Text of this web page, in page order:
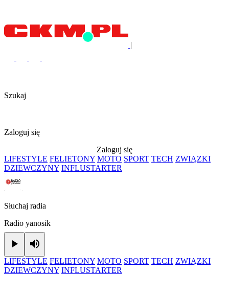
|
Szukaj
Zaloguj się
Zaloguj się
LIFESTYLE FELIETONY MOTO SPORT TECH ZWIĄZKI
DZIEWCZYNY INFLUSTARTER
Słuchaj radia
Radio yanosik
Play
LIFESTYLE FELIETONY MOTO SPORT TECH ZWIĄZKI
DZIEWCZYNY INFLUSTARTER